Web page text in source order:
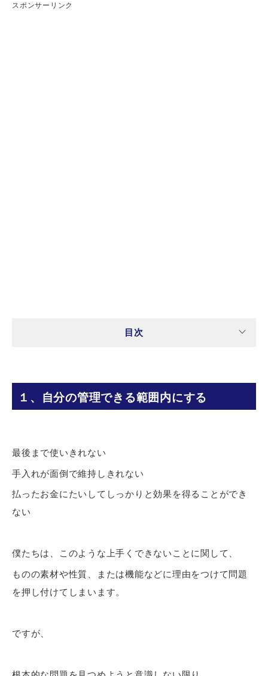
スポンサーリンク
目次
１、自分の管理できる範囲内にする
最後まで使いきれない
手入れが面倒で維持しきれない
払ったお金にたいしてしっかりと効果を得ることができ
ない
僕たちは、このような上手くできないことに関して、
ものの素材や性質、または機能などに理由をつけて問題
を押し付けてしまいます。
ですが、